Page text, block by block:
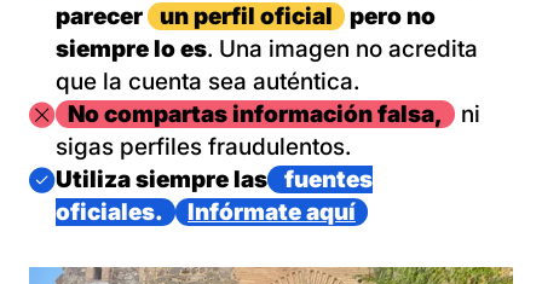
parecer
un perfil oficial
pero no
siempre lo es. Una imagen no acredita
que la cuenta sea auténtica.
ImagenNo compartas información falsa,
ni
sigas perfiles fraudulentos.
Imagen
Utiliza siempre las
fuentes
oficiales.
Infórmate aquí